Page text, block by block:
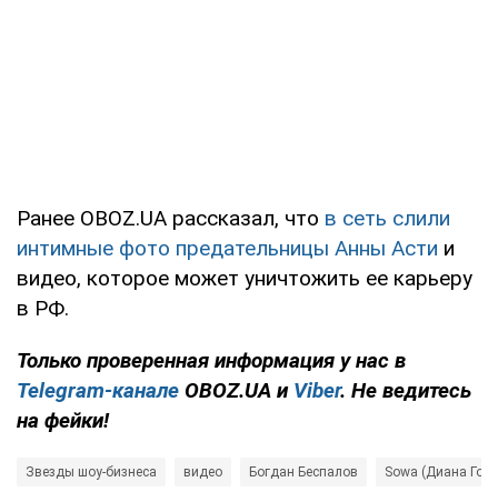
Ранее OBOZ.UA рассказал, что в сеть слили
интимные фото предательницы Анны Асти и
видео, которое может уничтожить ее карьеру
в РФ.
Только проверенная информация у нас в
Telegram-канале OBOZ.UA и Viber. Не ведитесь
на фейки!
Звезды шоу-бизнеса видео Богдан Беспалов Sowa (Диана